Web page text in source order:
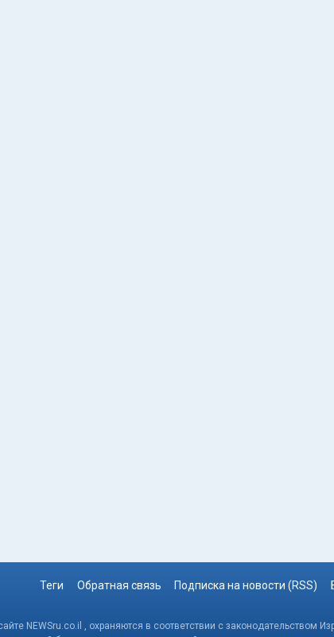
Теги Обратная связь Подписка на новости (RSS)
NEWSru.co.il , охраняются в соответствии с законодательством